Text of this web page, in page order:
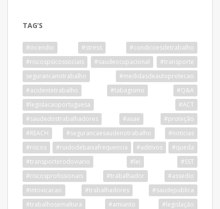
TAG’S
#incendio #stress
#condicoesdetrabalho
#riscospsicossociais
#saudeocupacional
#transporte
segurancanotrabalho
#medidasdeautoprotecao
#acidentetrabalho
#tabagismo
#Q&A
#legislacaoportuguesa
#ACT
#saudedostrabalhadores
#asae
#proteção
#REACH
#segurancaesaudenotrabalho
#noticias
#riscos
#ruidodebaixafrequencia #aditivos
#queda
#transporterodoviario
#lei
#SST
#riscosprofissionais
#trabalhador
#assedio
#intoxicacao
#trabalhadores
#saudepublica
#trabalhosemaltura
#amianto
#legislação